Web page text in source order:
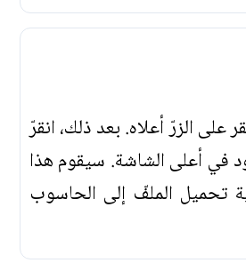
على الزرّ أعلاه. بعد ذلك، انقرّ
في أعلى الشاشة. سيقوم هذا
تحميل الملفّ إلى الحاسوب